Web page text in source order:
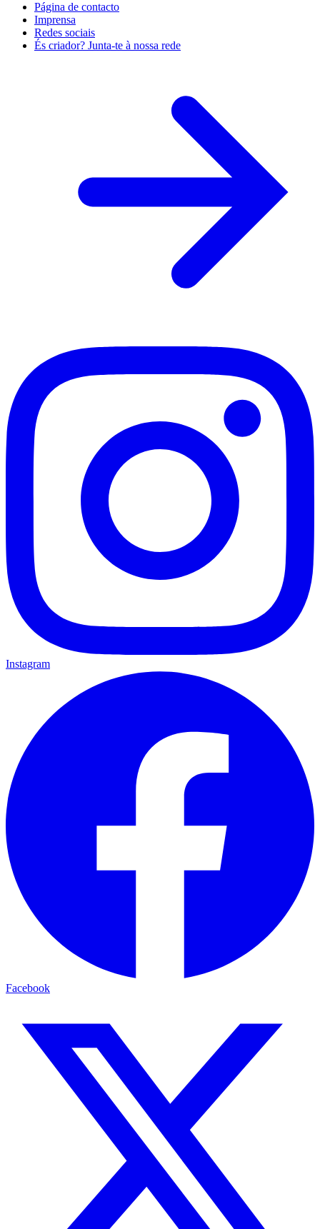
Página de contacto
Imprensa
Redes sociais
És criador? Junta-te à nossa rede
Instagram
Facebook